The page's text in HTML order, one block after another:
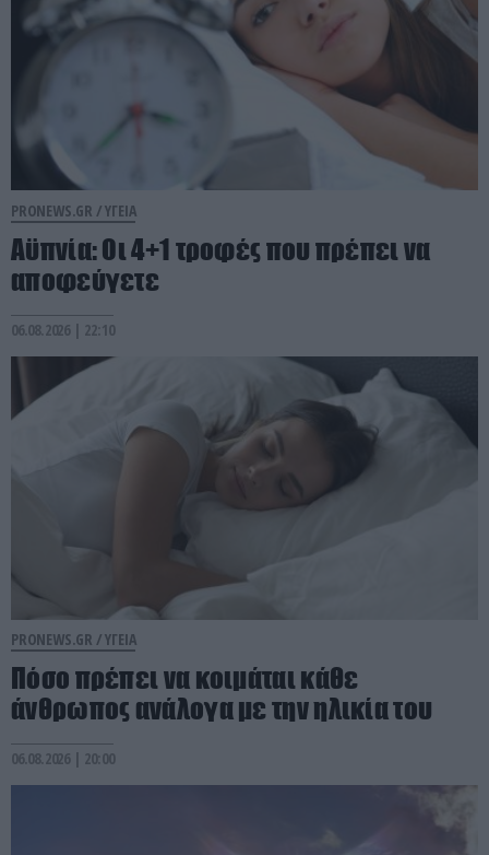
PRONEWS.GR /ΥΓΕΙΑ
Αϋπνία: Οι 4+1 τροφές που πρέπει να
αποφεύγετε
06.08.2026 | 22:10
PRONEWS.GR /ΥΓΕΙΑ
Πόσο πρέπει να κοιμάται κάθε
άνθρωπος ανάλογα με την ηλικία του
06.08.2026 | 20:00